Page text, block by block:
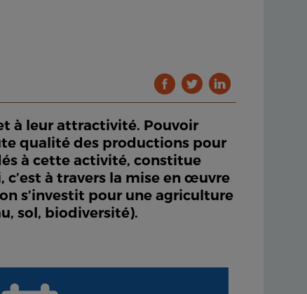
à leur attractivité. Pouvoir
qualité des productions pour
à cette activité, constitue
à travers la mise en œuvre
s’investit pour une agriculture
sol, biodiversité).